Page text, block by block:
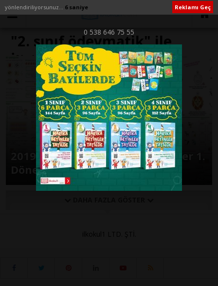
yönlendiriliyorsunuz... 6 saniye Reklamı Geç
0 538 646 75 55
"2. sınıf ödevmatik" ile
İlişikli yazılar
2019-2020 2. Sınıf Günlük Ödevler 1.
Dönem 2. Hafta